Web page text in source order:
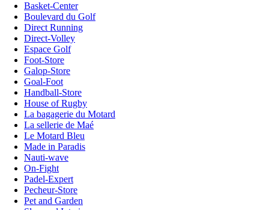
Basket-Center
Boulevard du Golf
Direct Running
Direct-Volley
Espace Golf
Foot-Store
Galop-Store
Goal-Foot
Handball-Store
House of Rugby
La bagagerie du Motard
La sellerie de Maé
Le Motard Bleu
Made in Paradis
Nauti-wave
On-Fight
Padel-Expert
Pecheur-Store
Pet and Garden